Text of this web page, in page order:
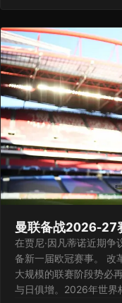
曼联备战2026-27
在贾尼·因凡蒂诺近期争
备新一届欧冠赛事。 改
大规模的联赛阶段势必
与日俱增。2026年世界